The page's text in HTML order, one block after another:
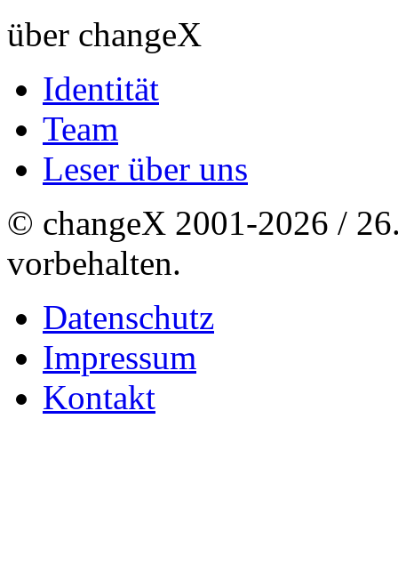
über changeX
Identität
Team
Leser über uns
© changeX 2001-2026 /
vorbehalten.
Datenschutz
Impressum
Kontakt